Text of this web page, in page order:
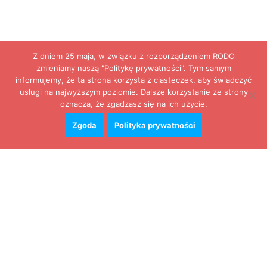
Z dniem 25 maja, w związku z rozporządzeniem RODO
zmieniamy naszą "Politykę prywatności". Tym samym
informujemy, że ta strona korzysta z ciasteczek, aby świadczyć
usługi na najwyższym poziomie. Dalsze korzystanie ze strony
oznacza, że zgadzasz się na ich użycie.
Zgoda Polityka prywatności